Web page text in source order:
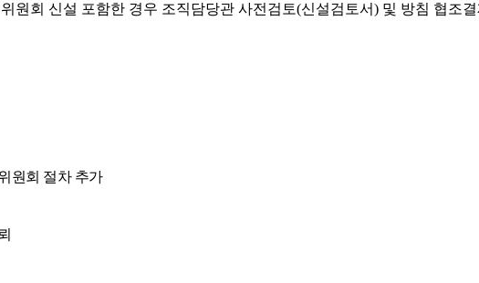
위원회 신설 포함한 경우 조직담당관 사전검토(신설검토서) 및 방침 협조
원회 절차 추가